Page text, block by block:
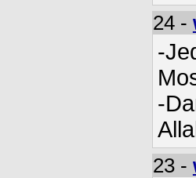
24 -
-
-
23 -